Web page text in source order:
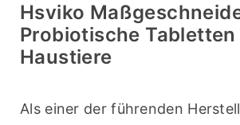
Hsviko
Probiotische Tabletten
Haustiere
Als einer der führenden